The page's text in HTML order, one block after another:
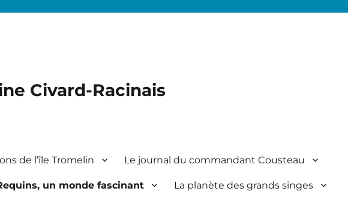
Civard-Racinais
de l’île Tromelin Le journal du commandant Cousteau
un monde fascinant La planète des grands singes